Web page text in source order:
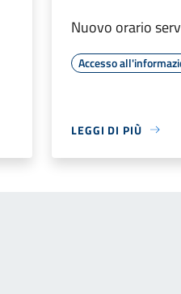
Nuovo orario
Accesso
LEGGI DI PIÙ